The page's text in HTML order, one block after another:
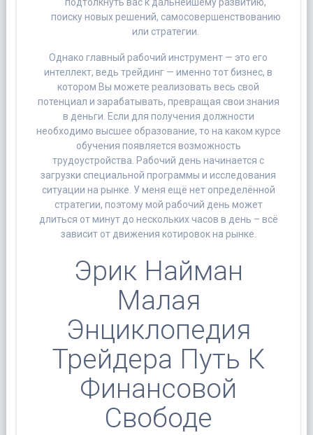
поиску новых решений, самосовершенствованию
или стратегии.
Однако главный рабочий инструмент — это его
интеллект, ведь трейдинг — именно тот бизнес, в
котором Вы можете реализовать весь свой
потенциал и зарабатывать, превращая свои знания
в деньги. Если для получения должности
необходимо высшее образование, то на каком курсе
обучения появляется возможность
трудоустройства. Рабочий день начинается с
загрузки специальной программы и исследования
ситуации на рынке. У меня ещё нет определённой
стратегии, поэтому мой рабочий день может
длиться от минут до нескольких часов в день – всё
зависит от движения котировок на рынке.
Эрик Найман
Малая
Энциклопедия
Трейдера Путь К
Финансовой
Свободе